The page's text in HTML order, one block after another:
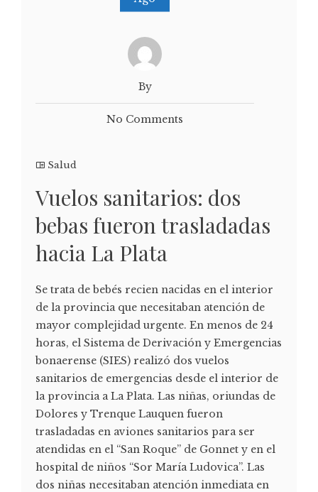
By
No Comments
Salud
Vuelos sanitarios: dos
bebas fueron trasladadas
hacia La Plata
Se trata de bebés recien nacidas en el interior
de la provincia que necesitaban atención de
mayor complejidad urgente. En menos de 24
horas, el Sistema de Derivación y Emergencias
bonaerense (SIES) realizó dos vuelos
sanitarios de emergencias desde el interior de
la provincia a La Plata. Las niñas, oriundas de
Dolores y Trenque Lauquen fueron
trasladadas en aviones sanitarios para ser
atendidas en el “San Roque” de Gonnet y en el
hospital de niños “Sor María Ludovica”. Las
dos niñas necesitaban atención inmediata en